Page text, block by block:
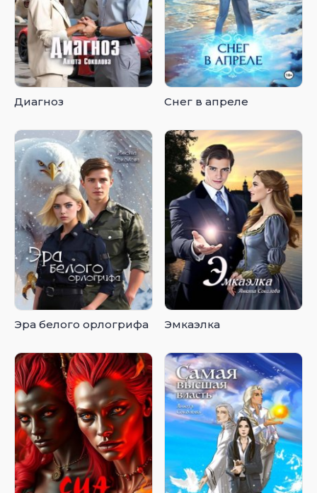
Диагноз Снег в апреле
Эра белого орлогрифа Эмкаэлка